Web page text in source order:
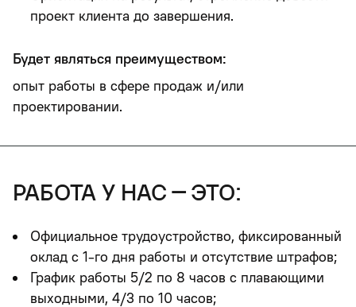
проект клиента до завершения.
Будет являться преимуществом:
опыт работы в сфере продаж и/или
проектировании.
работа у нас – это:
Официальное трудоустройство, фиксированный
оклад с 1-го дня работы и отсутствие штрафов;
График работы 5/2 по 8 часов с плавающими
выходными, 4/3 по 10 часов;